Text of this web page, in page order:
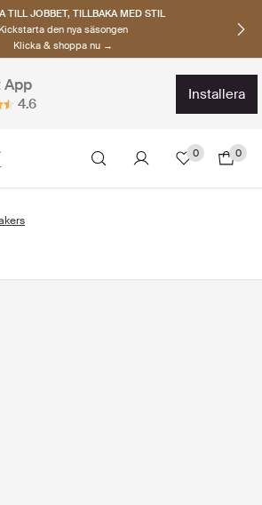
TILL JOBBET, TILLBAKA MED STIL
Kickstarta den nya säsongen
Klicka & shoppa nu →
App
4.6
installera
0 0